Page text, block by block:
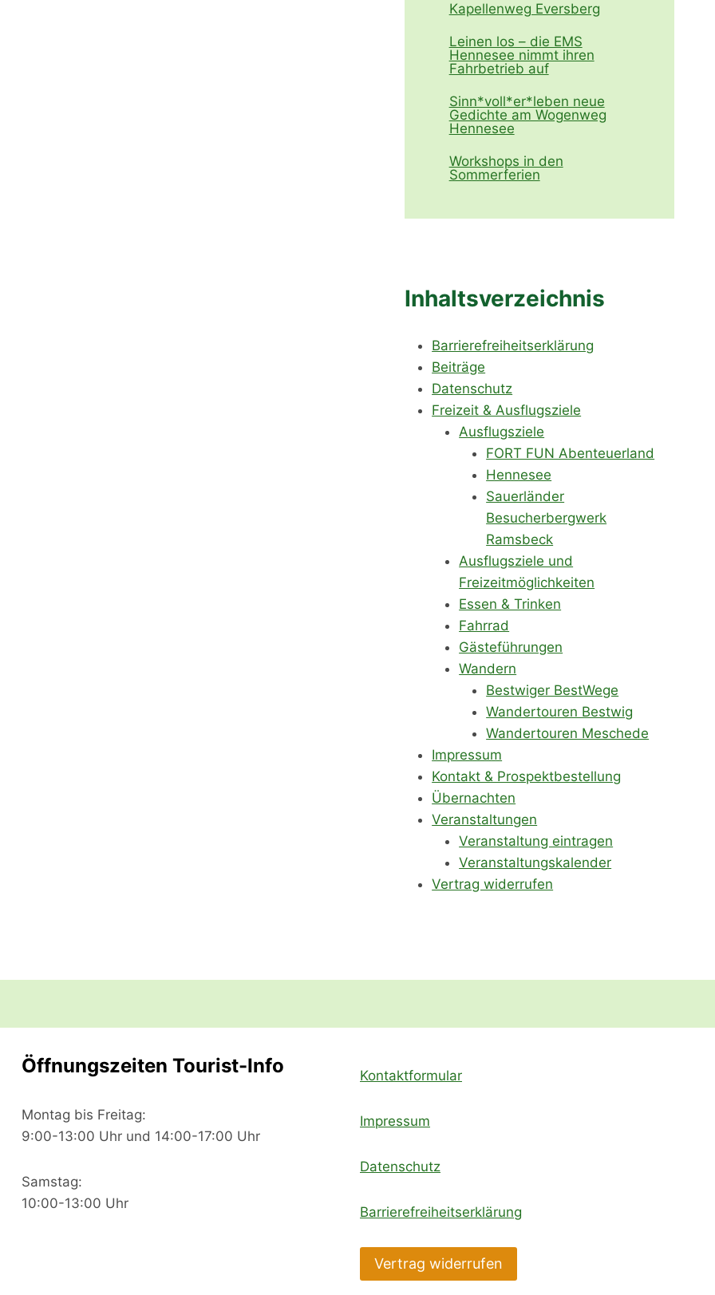
Kapellenweg Eversberg
Leinen los – die EMS
Hennesee nimmt ihren
Fahrbetrieb auf
Sinn*voll*er*leben neue
Gedichte am Wogenweg
Hennesee
Workshops in den
Sommerferien
Inhaltsverzeichnis
Barrierefreiheitserklärung
Beiträge
Datenschutz
Freizeit & Ausflugsziele
Ausflugsziele
FORT FUN Abenteuerland
Hennesee
Sauerländer
Besucherbergwerk
Ramsbeck
Ausflugsziele und
Freizeitmöglichkeiten
Essen & Trinken
Fahrrad
Gästeführungen
Wandern
Bestwiger BestWege
Wandertouren Bestwig
Wandertouren Meschede
Impressum
Kontakt & Prospektbestellung
Übernachten
Veranstaltungen
Veranstaltung eintragen
Veranstaltungskalender
Vertrag widerrufen
Öffnungszeiten Tourist-Info
Montag bis Freitag:
9:00-13:00 Uhr und 14:00-17:00 Uhr
Samstag:
10:00-13:00 Uhr
Kontaktformular
Impressum
Datenschutz
Barrierefreiheitserklärung
Vertrag widerrufen